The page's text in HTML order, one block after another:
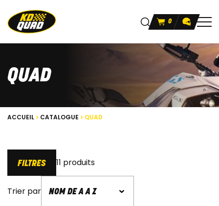
0
QUAD
ACCUEIL CATALOGUE QUAD
FILTRES 11 produits
Trier par